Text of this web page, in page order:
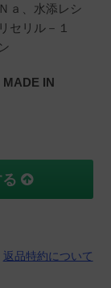
ａ、水添レシ
セリル－１
IN
返品特約について